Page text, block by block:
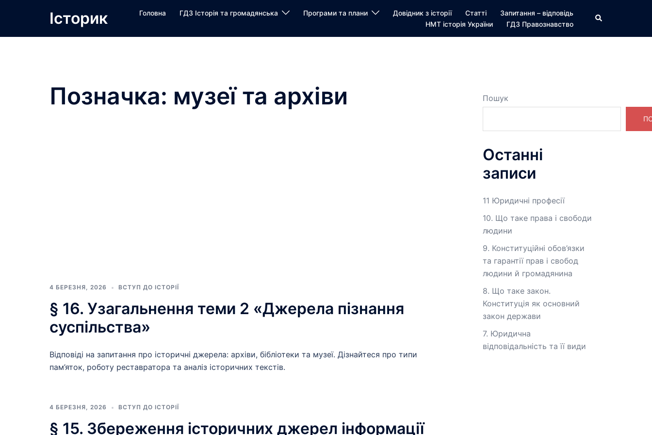
Історик Головна ГДЗ Історія та громадянська Програми та плани Довідник з історії Статті
Запитання – відповідь
НМТ історія України
ГДЗ Правознавство
Пошук
Позначка: музеї та архіви
4 БЕРЕЗНЯ, 2026 ВСТУП ДО ІСТОРІЇ
§ 16. Узагальнення теми 2 «Джерела пізнання
суспільства»
Відповіді на запитання про історичні джерела: архіви, бібліотеки та музеї. Дізнайтеся про типи
пам’яток, роботу реставратора та аналіз історичних текстів.
4 БЕРЕЗНЯ, 2026 ВСТУП ДО ІСТОРІЇ
§ 15. Збереження історичних джерел інформації
Пошук
Останні
записи
11 Юридичні професії
10. Що таке права і свободи
людини
9. Конституційні обов’язки
та гарантії прав і свобод
людини й громадянина
8. Що таке закон.
Конституція як основний
закон держави
7. Юридична
відповідальність та її види